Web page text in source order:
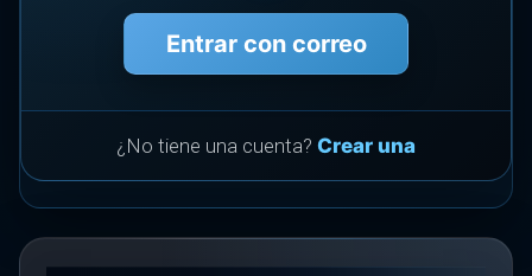
Entrar con correo
¿No tiene una cuenta? Crear una